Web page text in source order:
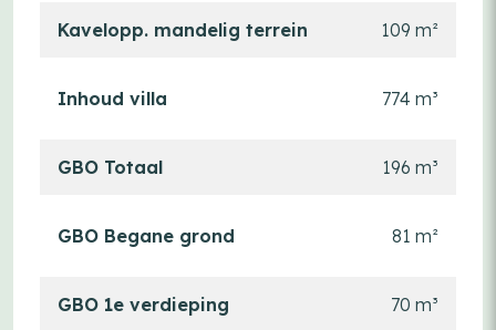
Kavelopp. mandelig terrein 109 m²
Inhoud villa 774 m³
GBO Totaal 196 m³
GBO Begane grond 81 m²
GBO 1e verdieping 70 m³